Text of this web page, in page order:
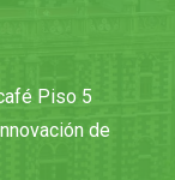
Piso 5
de